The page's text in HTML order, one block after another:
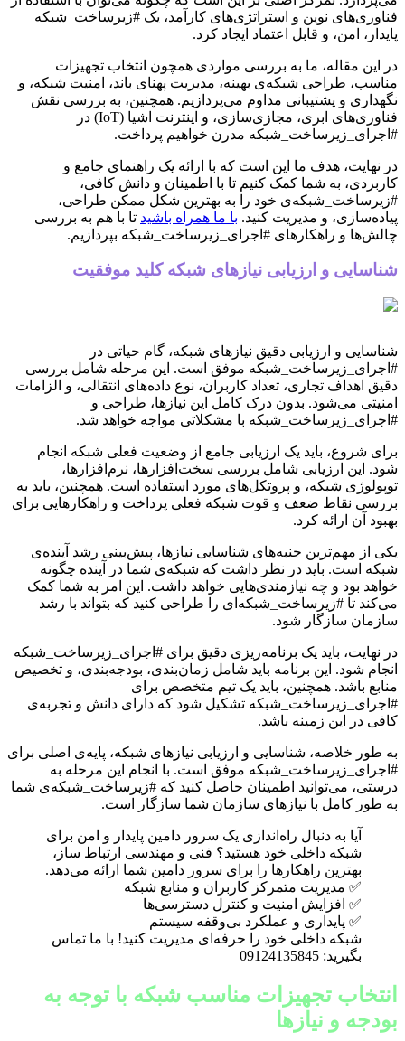
فناوری‌های نوین و استراتژی‌های کارآمد، یک #زیرساخت_شبکه
پایدار، امن، و قابل اعتماد ایجاد کرد.
در این مقاله، ما به بررسی مواردی همچون انتخاب تجهیزات
مناسب، طراحی شبکه‌ی بهینه، مدیریت پهنای باند، امنیت شبکه، و
نگهداری و پشتیبانی مداوم می‌پردازیم. همچنین، به بررسی نقش
فناوری‌های ابری، مجازی‌سازی، و اینترنت اشیا (IoT) در
#اجرای_زیرساخت_شبکه مدرن خواهیم پرداخت.
در نهایت، هدف ما این است که با ارائه یک راهنمای جامع و
کاربردی، به شما کمک کنیم تا با اطمینان و دانش کافی،
#زیرساخت_شبکه‌ی خود را به بهترین شکل ممکن طراحی،
پیاده‌سازی، و مدیریت کنید. با ما همراه باشید تا با هم به بررسی
چالش‌ها و راهکارهای #اجرای_زیرساخت_شبکه بپردازیم.
شناسایی و ارزیابی نیازهای شبکه کلید موفقیت
شناسایی و ارزیابی دقیق نیازهای شبکه، گام حیاتی در
#اجرای_زیرساخت_شبکه موفق است. این مرحله شامل بررسی
دقیق اهداف تجاری، تعداد کاربران، نوع داده‌های انتقالی، و الزامات
امنیتی می‌شود. بدون درک کامل این نیازها، طراحی و
#اجرای_زیرساخت_شبکه با مشکلاتی مواجه خواهد شد.
برای شروع، باید یک ارزیابی جامع از وضعیت فعلی شبکه انجام
شود. این ارزیابی شامل بررسی سخت‌افزارها، نرم‌افزارها،
توپولوژی شبکه، و پروتکل‌های مورد استفاده است. همچنین، باید به
بررسی نقاط ضعف و قوت شبکه فعلی پرداخت و راهکارهایی برای
بهبود آن ارائه کرد.
یکی از مهم‌ترین جنبه‌های شناسایی نیازها، پیش‌بینی رشد آینده‌ی
شبکه است. باید در نظر داشت که شبکه‌ی شما در آینده چگونه
خواهد بود و چه نیازمندی‌هایی خواهد داشت. این امر به شما کمک
می‌کند تا #زیرساخت_شبکه‌ای را طراحی کنید که بتواند با رشد
سازمان سازگار شود.
در نهایت، باید یک برنامه‌ریزی دقیق برای #اجرای_زیرساخت_شبکه
انجام شود. این برنامه باید شامل زمان‌بندی، بودجه‌بندی، و تخصیص
منابع باشد. همچنین، باید یک تیم متخصص برای
#اجرای_زیرساخت_شبکه تشکیل شود که دارای دانش و تجربه‌ی
کافی در این زمینه باشد.
به طور خلاصه، شناسایی و ارزیابی نیازهای شبکه، پایه‌ی اصلی برای
#اجرای_زیرساخت_شبکه موفق است. با انجام این مرحله به
درستی، می‌توانید اطمینان حاصل کنید که #زیرساخت_شبکه‌ی شما
به طور کامل با نیازهای سازمان شما سازگار است.
آیا به دنبال راه‌اندازی یک سرور دامین پایدار و امن برای
شبکه داخلی خود هستید؟ فنی و مهندسی ارتباط ساز،
بهترین راهکارها را برای سرور دامین شما ارائه می‌دهد.
✅ مدیریت متمرکز کاربران و منابع شبکه
✅ افزایش امنیت و کنترل دسترسی‌ها
✅ پایداری و عملکرد بی‌وقفه سیستم
شبکه داخلی خود را حرفه‌ای مدیریت کنید! با ما تماس
بگیرید: 09124135845
انتخاب تجهیزات مناسب شبکه با توجه به
بودجه و نیازها